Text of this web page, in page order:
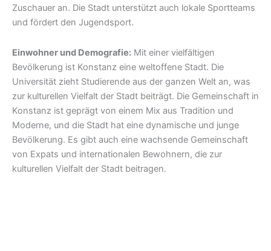
Zuschauer an. Die Stadt unterstützt auch lokale Sportteams
und fördert den Jugendsport.
Einwohner und Demografie: Mit einer vielfältigen
Bevölkerung ist Konstanz eine weltoffene Stadt. Die
Universität zieht Studierende aus der ganzen Welt an, was
zur kulturellen Vielfalt der Stadt beiträgt. Die Gemeinschaft in
Konstanz ist geprägt von einem Mix aus Tradition und
Moderne, und die Stadt hat eine dynamische und junge
Bevölkerung. Es gibt auch eine wachsende Gemeinschaft
von Expats und internationalen Bewohnern, die zur
kulturellen Vielfalt der Stadt beitragen.